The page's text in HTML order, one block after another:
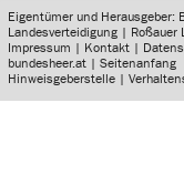
Eigentümer und Herausgeber:
Landesverteidigung | Roßauer
Impressum | Kontakt |
bundesheer.at |Seitenanfang
Hinweisgeberstelle |